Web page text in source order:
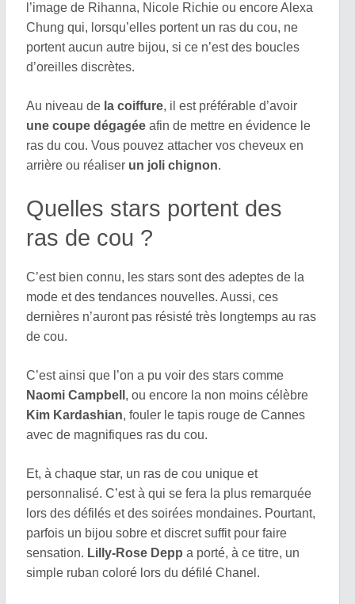
l’image de Rihanna, Nicole Richie ou encore Alexa
Chung qui, lorsqu’elles portent un ras du cou, ne
portent aucun autre bijou, si ce n’est des boucles
d’oreilles discrètes.
Au niveau de la coiffure, il est préférable d’avoir
une coupe dégagée afin de mettre en évidence le
ras du cou. Vous pouvez attacher vos cheveux en
arrière ou réaliser un joli chignon.
Quelles stars portent des
ras de cou ?
C’est bien connu, les stars sont des adeptes de la
mode et des tendances nouvelles. Aussi, ces
dernières n’auront pas résisté très longtemps au ras
de cou.
C’est ainsi que l’on a pu voir des stars comme
Naomi Campbell , ou encore la non moins célèbre
Kim Kardashian, fouler le tapis rouge de Cannes
avec de magnifiques ras du cou.
Et, à chaque star, un ras de cou unique et
personnalisé. C’est à qui se fera la plus remarquée
lors des défilés et des soirées mondaines. Pourtant,
parfois un bijou sobre et discret suffit pour faire
sensation. Lilly-Rose Depp a porté, à ce titre, un
simple ruban coloré lors du défilé Chanel.